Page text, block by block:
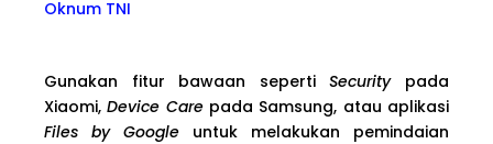
Oknum TNI
Gunakan fitur bawaan sepertiSecuritypada
Xiaomi,Device Carepada Samsung, atau aplikasi
Files by Google untuk melakukan pemindaian